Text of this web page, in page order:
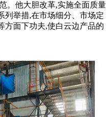
。他大胆改革,实施全面质量
列举措,在市场细分、市场定
方面下功夫,使白云边产品的